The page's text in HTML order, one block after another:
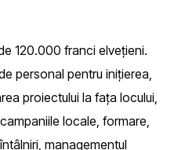
120.000 franci elvețieni.
personal pentru inițierea,
proiectului la fața locului,
locale, formare,
managementul